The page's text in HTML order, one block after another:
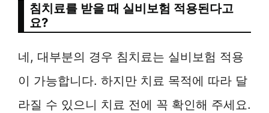
침치료를 받을 때 실비보험 적용된다고
요?
네, 대부분의 경우 침치료는 실비보험 적용
이 가능합니다. 하지만 치료 목적에 따라 달
라질 수 있으니 치료 전에 꼭 확인해 주세요.